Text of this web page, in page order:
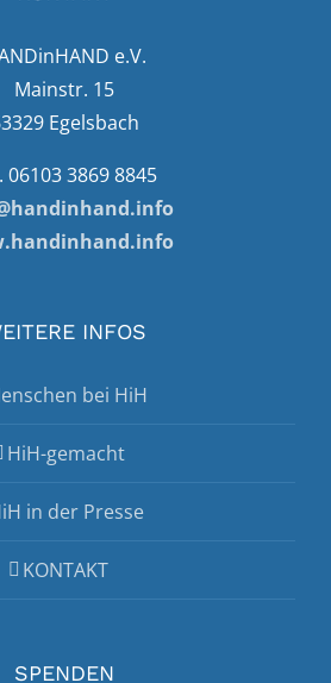
e.V.
Mainstr. 15
Egelsbach
06103 3869 8845
INFOS
bei HiH
HiH-gemacht
in der Presse
KONTAKT
SPENDEN